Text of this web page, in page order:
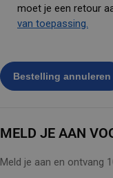
moet je een retour
van toepassing.
MELD JE AAN
Meld je aan en ontvang